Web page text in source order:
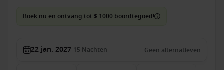
Boek nu en ontvang tot $ 1000 boordtegoed!
22 jan. 2027 15 Nachten Geen alternatieven